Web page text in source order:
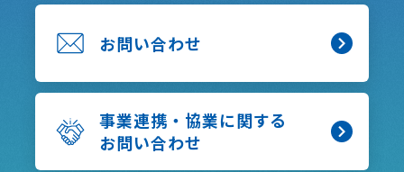
お問い合わせ
事業連携・協業に関する
お問い合わせ